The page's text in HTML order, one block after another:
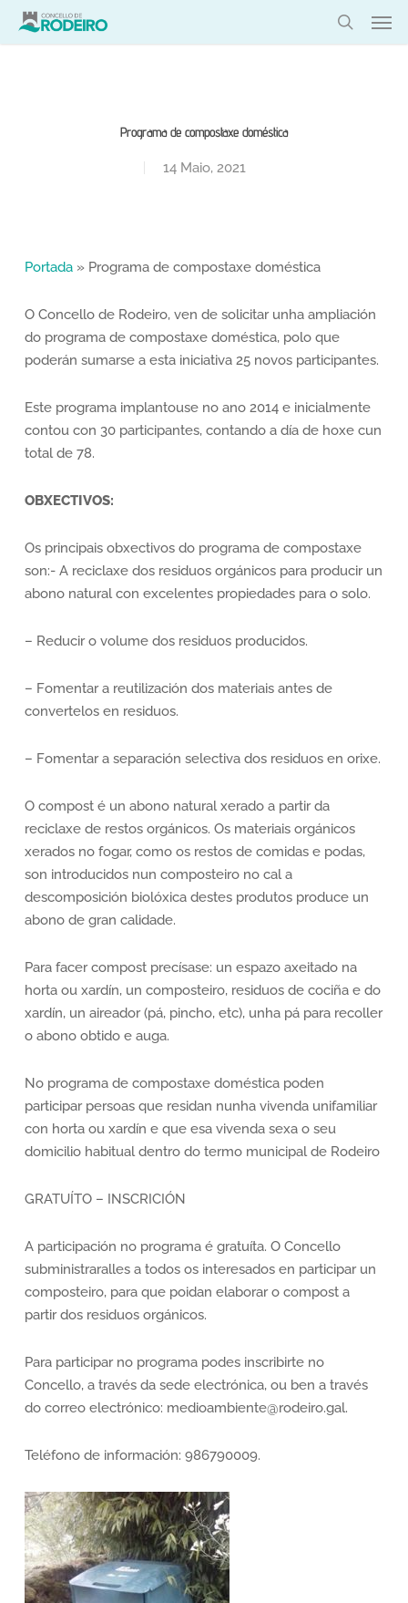
Skip
Programa de compostaxe doméstica
14 Maio, 2021
Portada» Programa de compostaxe doméstica
O Concello de Rodeiro, ven de solicitar unha ampliación
do programa de compostaxe doméstica, polo que
poderán sumarse a esta iniciativa 25 novos participantes.
Este programa implantouse no ano 2014 e inicialmente
contou con 30 participantes, contando a día de hoxe cun
total de 78.
OBXECTIVOS:
Os principais obxectivos do programa de compostaxe
son:- A reciclaxe dos residuos orgánicos para producir un
abono natural con excelentes propiedades para o solo.
– Reducir o volume dos residuos producidos.
– Fomentar a reutilización dos materiais antes de
convertelos en residuos.
– Fomentar a separación selectiva dos residuos en orixe.
O compost é un abono natural xerado a partir da
reciclaxe de restos orgánicos. Os materiais orgánicos
xerados no fogar, como os restos de comidas e podas,
son introducidos nun composteiro no cal a
descomposición biolóxica destes produtos produce un
abono de gran calidade.
Para facer compost precísase: un espazo axeitado na
horta ou xardín, un composteiro, residuos de cociña e do
xardín, un aireador (pá, pincho, etc), unha pá para recoller
o abono obtido e auga.
No programa de compostaxe doméstica poden
participar persoas que residan nunha vivenda unifamiliar
con horta ou xardín e que esa vivenda sexa o seu
domicilio habitual dentro do termo municipal de Rodeiro
GRATUÍTO – INSCRICIÓN
A participación no programa é gratuíta. O Concello
subministraralles a todos os interesados en participar un
composteiro, para que poidan elaborar o compost a
partir dos residuos orgánicos.
Para participar no programa podes inscribirte no
Concello, a través da sede electrónica, ou ben a través
do correo electrónico: medioambiente@rodeiro.gal.
Teléfono de información: 986790009.